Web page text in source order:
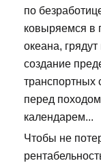
по
ковыряемся в
океана,
создание
транспортных
перед
календарем...
Чтобы не